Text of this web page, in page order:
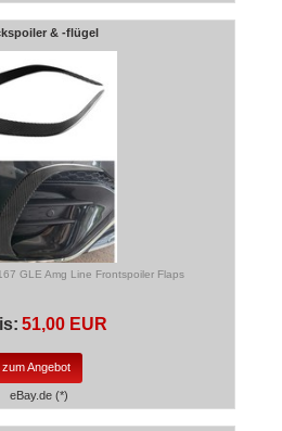
& -flügel
GLE Amg Line Frontspoiler Flaps
51,00 EUR
zum Angebot
eBay.de (*)